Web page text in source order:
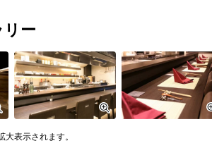
ー
表示されます。